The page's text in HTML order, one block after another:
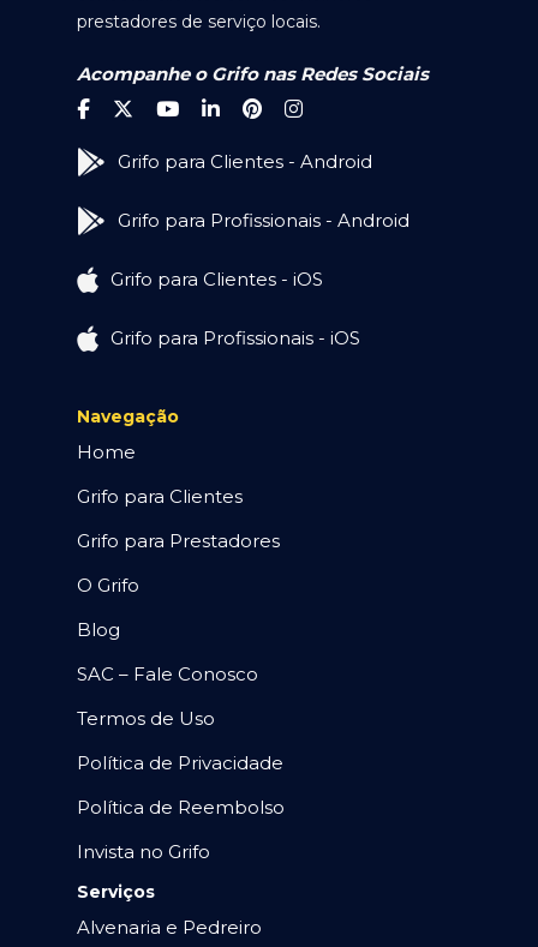
prestadores de serviço locais.
Acompanhe o Grifo nas Redes Sociais
Grifo para Clientes - Android
Grifo para Profissionais - Android
Grifo para Clientes - iOS
Grifo para Profissionais - iOS
Navegação
Home
Grifo para Clientes
Grifo para Prestadores
O Grifo
Blog
SAC – Fale Conosco
Termos de Uso
Política de Privacidade
Política de Reembolso
Invista no Grifo
Serviços
Alvenaria e Pedreiro